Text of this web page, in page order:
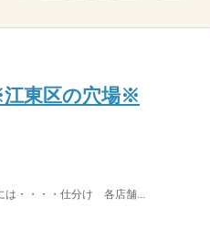
江東区の穴場※
は・・・・仕分け 各店舗...